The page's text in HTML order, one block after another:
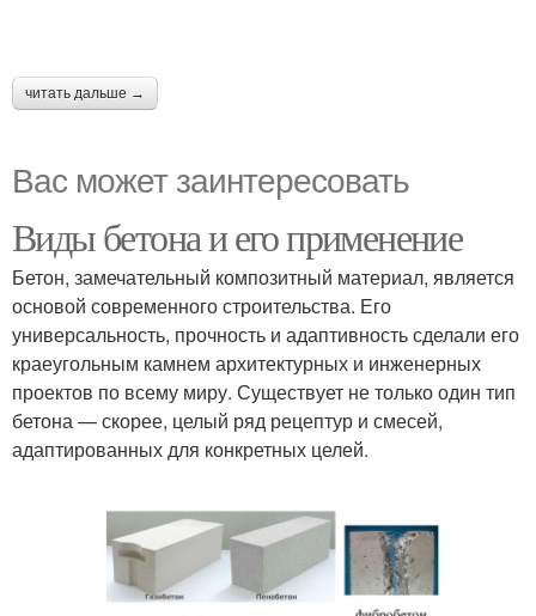
читать дальше →
Вас может заинтересовать
Виды бетона и его применение
Бетон, замечательный композитный материал, является
основой современного строительства. Его
универсальность, прочность и адаптивность сделали его
краеугольным камнем архитектурных и инженерных
проектов по всему миру. Существует не только один тип
бетона — скорее, целый ряд рецептур и смесей,
адаптированных для конкретных целей.